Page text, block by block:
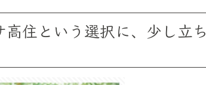
住という選択に、少し立ち